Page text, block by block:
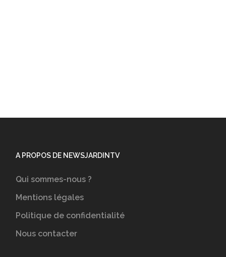
A PROPOS DE NEWSJARDINTV
Qui sommes-nous ?
Mentions légales
Politique de confidentialité
Nous contacter